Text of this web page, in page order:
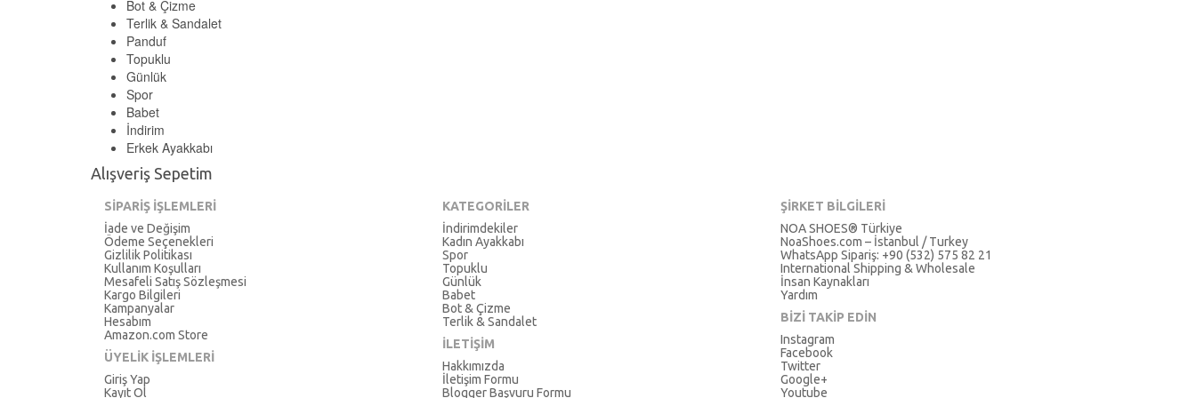
Bot & Çizme
Terlik & Sandalet
Panduf
Topuklu
Günlük
Spor
Babet
İndirim
Erkek Ayakkabı
Alışveriş Sepetim
SİPARİŞ İŞLEMLERİ
İade ve Değişim
Ödeme Seçenekleri
Gizlilik Politikası
Kullanım Koşulları
Mesafeli Satış Sözleşmesi
Kargo Bilgileri
Kampanyalar
Hesabım
Amazon.com Store
ÜYELİK İŞLEMLERİ
Giriş Yap
Kayıt Ol
KATEGORİLER
İndirimdekiler
Kadın Ayakkabı
Spor
Topuklu
Günlük
Babet
Bot & Çizme
Terlik & Sandalet
İLETİŞİM
Hakkımızda
İletişim Formu
Blogger Başvuru Formu
ŞİRKET BİLGİLERİ
NOA SHOES® Türkiye
NoaShoes.com – İstanbul / Turkey
WhatsApp Sipariş: +90 (532) 575 82 21
International Shipping & Wholesale
İnsan Kaynakları
Yardım
BİZİ TAKİP EDİN
Instagram
Facebook
Twitter
Google+
Youtube